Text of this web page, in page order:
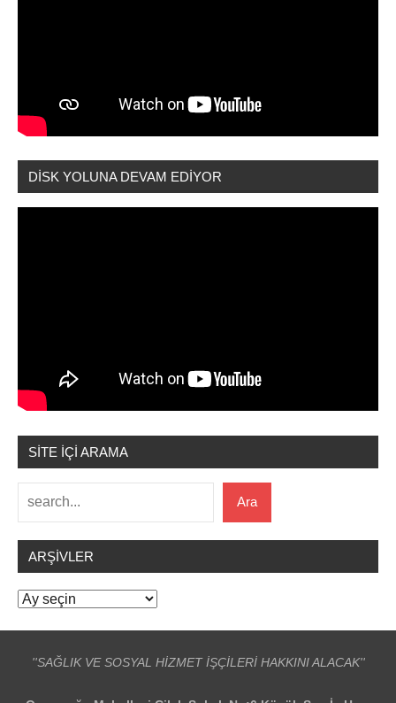
DİSK YOLUNA DEVAM EDİYOR
SİTE İÇİ ARAMA
Ara
ARŞIVLER
Arşivler
''SAĞLIK VE SOSYAL HİZMET İŞÇİLERİ HAKKINI ALACAK''